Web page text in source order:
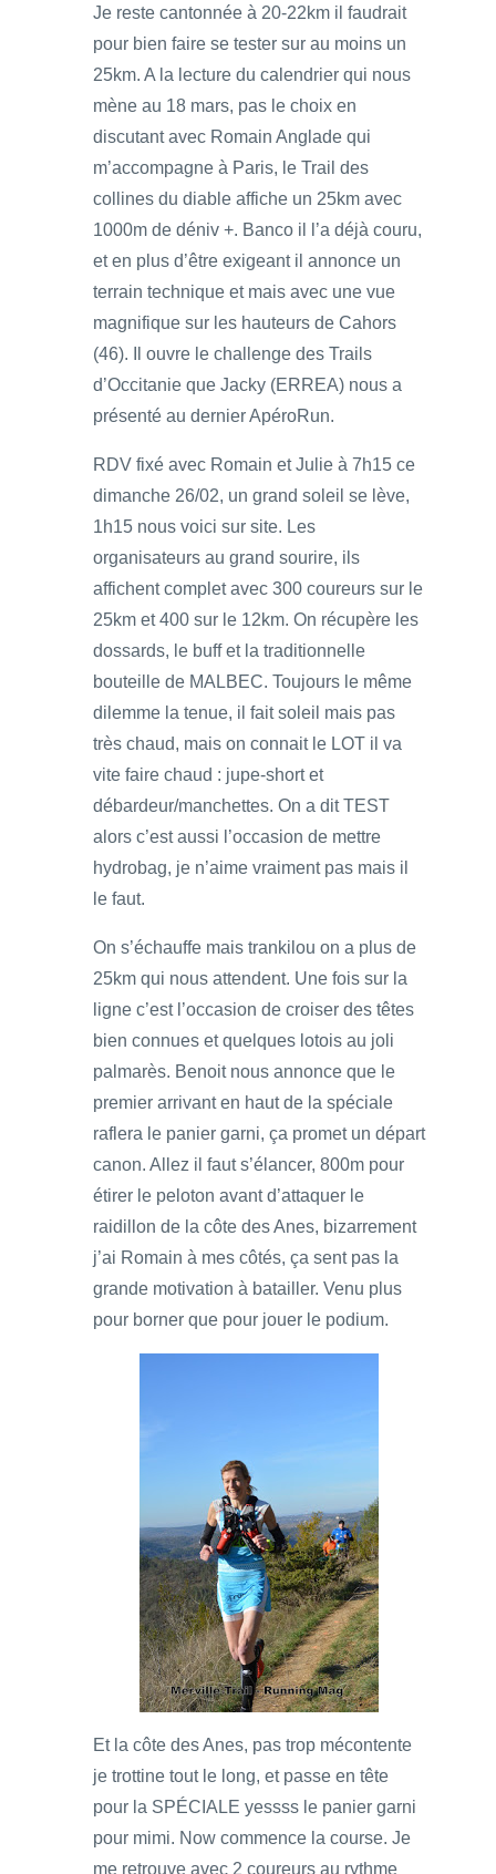
Je reste cantonnée à 20-22km il faudrait
pour bien faire se tester sur au moins un
25km. A la lecture du calendrier qui nous
mène au 18 mars, pas le choix en
discutant avec Romain Anglade qui
m’accompagne à Paris, le Trail des
collines du diable affiche un 25km avec
1000m de déniv +. Banco il l’a déjà couru,
et en plus d’être exigeant il annonce un
terrain technique et mais avec une vue
magnifique sur les hauteurs de Cahors
(46). Il ouvre le challenge des Trails
d’Occitanie que Jacky (ERREA) nous a
présenté au dernier ApéroRun.
RDV fixé avec Romain et Julie à 7h15 ce
dimanche 26/02, un grand soleil se lève,
1h15 nous voici sur site. Les
organisateurs au grand sourire, ils
affichent complet avec 300 coureurs sur le
25km et 400 sur le 12km. On récupère les
dossards, le buff et la traditionnelle
bouteille de MALBEC. Toujours le même
dilemme la tenue, il fait soleil mais pas
très chaud, mais on connait le LOT il va
vite faire chaud : jupe-short et
débardeur/manchettes. On a dit TEST
alors c’est aussi l’occasion de mettre
hydrobag, je n’aime vraiment pas mais il
le faut.
On s’échauffe mais trankilou on a plus de
25km qui nous attendent. Une fois sur la
ligne c’est l’occasion de croiser des têtes
bien connues et quelques lotois au joli
palmarès. Benoit nous annonce que le
premier arrivant en haut de la spéciale
raflera le panier garni, ça promet un départ
canon. Allez il faut s’élancer, 800m pour
étirer le peloton avant d’attaquer le
raidillon de la côte des Anes, bizarrement
j’ai Romain à mes côtés, ça sent pas la
grande motivation à batailler. Venu plus
pour borner que pour jouer le podium.
Et la côte des Anes, pas trop mécontente
je trottine tout le long, et passe en tête
pour la SPÉCIALE yessss le panier garni
pour mimi. Now commence la course. Je
me retrouve avec 2 coureurs au rythme